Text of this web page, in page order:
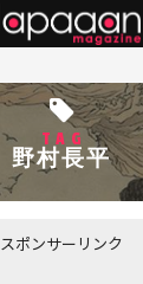
TAG
野村長平
スポンサーリンク